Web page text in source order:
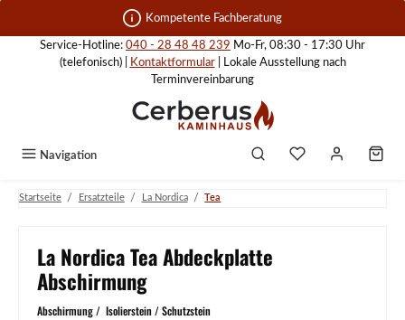
Zum Hauptinhalt springen Kompetente Fachberatung
Service-Hotline: 040 - 28 48 48 239 Mo-Fr, 08:30 - 17:30 Uhr
(telefonisch) |
Kontaktformular| Lokale Ausstellung nach
Terminvereinbarung
Navigation
Startseite / Ersatzteile / La Nordica / Tea
La Nordica Tea Abdeckplatte
Abschirmung
Abschirmung / Isolierstein / Schutzstein